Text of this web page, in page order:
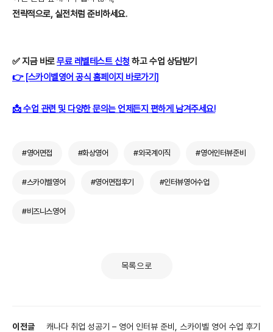
전략적으로, 실전처럼 준비하세요.
✅ 지금 바로무료 레벨테스트 신청 하고 수업 상담받기
👉 [스카이벨영어 공식 홈페이지 바로가기]
📩 수업 관련 및 다양한 문의는 언제든지 편하게 남겨주세요!
#영어면접 #화상영어 #외국계이직 #영어인터뷰준비
#스카이벨영어 #영어면접후기 #인터뷰영어수업
#비즈니스영어
목록으로
이전글 캐나다 취업 성공기 – 영어 인터뷰 준비, 스카이벨 영어 수업 후기